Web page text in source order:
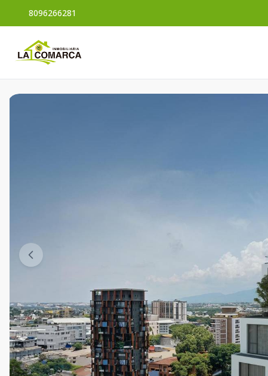
8096266281